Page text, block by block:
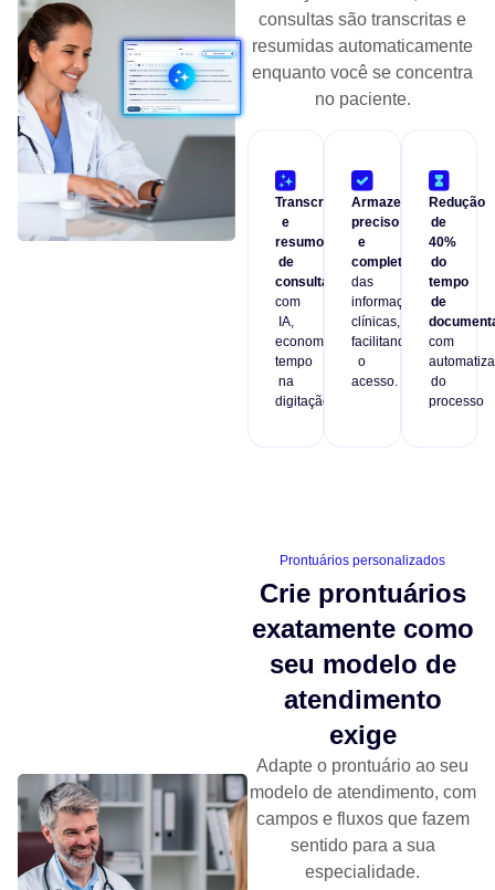
consultas são transcritas e
resumidas automaticamente
enquanto você se concentra
no paciente.
Transcrição
e
resumo
de
consultas
com
IA,
economizando
tempo
na
digitação.
Armazenamento
preciso
e
completo
das
informações
clínicas,
facilitando
o
acesso.
Redução
de
40%
do
tempo
de
com
do
processo
Prontuários personalizados
Crie prontuários
exatamente como
seu modelo de
atendimento
exige
Adapte o prontuário ao seu
modelo de atendimento, com
campos e fluxos que fazem
sentido para a sua
especialidade.